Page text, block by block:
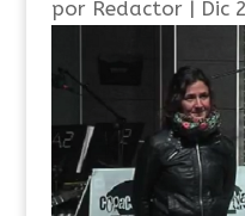
por Redactor| Dic